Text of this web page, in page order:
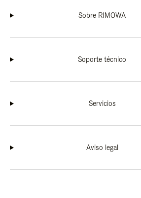
Sobre RIMOWA
Soporte técnico
Servicios
Aviso legal